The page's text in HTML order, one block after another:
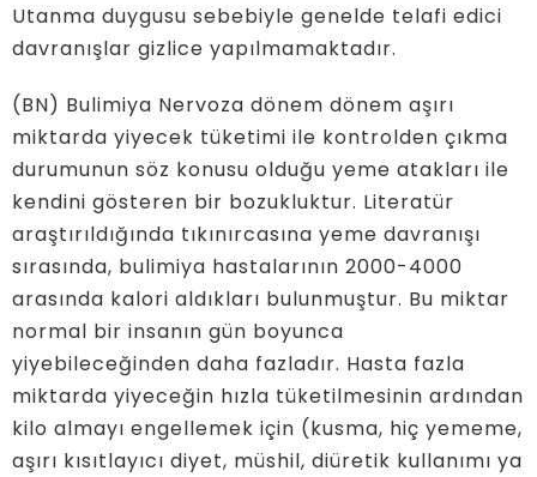
Utanma duygusu sebebiyle genelde telafi edici
davranışlar gizlice yapılmamaktadır.
(BN) Bulimiya Nervoza dönem dönem aşırı
miktarda yiyecek tüketimi ile kontrolden çıkma
durumunun söz konusu olduğu yeme atakları ile
kendini gösteren bir bozukluktur. Literatür
araştırıldığında tıkınırcasına yeme davranışı
sırasında, bulimiya hastalarının 2000-4000
arasında kalori aldıkları bulunmuştur. Bu miktar
normal bir insanın gün boyunca
yiyebileceğinden daha fazladır. Hasta fazla
miktarda yiyeceğin hızla tüketilmesinin ardından
kilo almayı engellemek için (kusma, hiç yememe,
aşırı kısıtlayıcı diyet, müshil, diüretik kullanımı ya